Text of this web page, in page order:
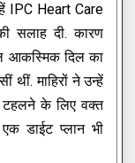
IPC Heart Care
सलाह दी. कारण
आकस्मिक दिल का
थीं.माहिरों ने उन्हें
टहलने के लिए वक्त
डाईट प्लान भी